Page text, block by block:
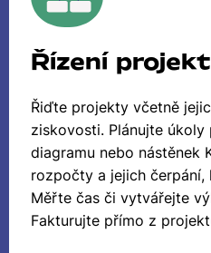
Řízení
Řiďte projekty včetně
ziskovosti. Plánujte úkoly
diagramu nebo nástěnek
rozpočty a jejich
Měřte čas či vytvářejte
Fakturujte přímo z